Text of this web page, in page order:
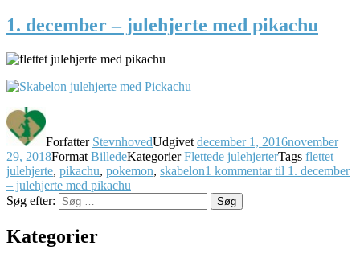
1. december – julehjerte med pikachu
Forfatter StevnhovedUdgivet december 1, 2016november
29, 2018Format BilledeKategorierFlettede julehjerterTags flettet
julehjerte, pikachu, pokemon, skabelon1 kommentartil 1. december
– julehjerte med pikachu
Søg efter:
Søg
Kategorier